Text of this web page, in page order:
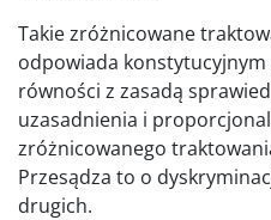
Takie zróżnicowane
odpowiada
równości z zasadą
uzasadnienia i
zróżnicowanego
Przesądza to o
drugich.